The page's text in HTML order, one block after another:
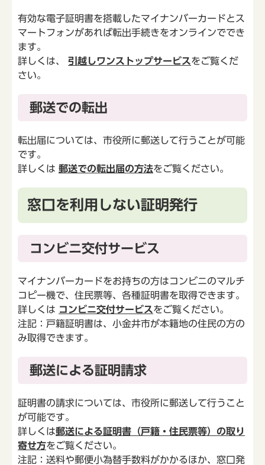
有効な電子証明書を搭載したマイナンバーカードとス
マートフォンがあれば転出手続きをオンラインででき
ます。
詳しくは、 引越しワンストップサービスをご覧くだ
さい。
郵送での転出
転出届については、市役所に郵送して行うことが可能
です。
詳しくは 郵送での転出届の方法をご覧ください。
窓口を利用しない証明発行
コンビニ交付サービス
マイナンバーカードをお持ちの方はコンビニのマルチ
コピー機で、住民票等、各種証明書を取得できます。
詳しくは コンビニ交付サービスをご覧ください。
注記：戸籍証明書は、小金井市が本籍地の住民の方の
み取得できます。
郵送による証明請求
証明書の請求については、市役所に郵送して行うこと
が可能です。
詳しくは郵送による証明書（戸籍・住民票等）の取り
寄せ方をご覧ください。
注記：送料や郵便小為替手数料がかかるほか、窓口発